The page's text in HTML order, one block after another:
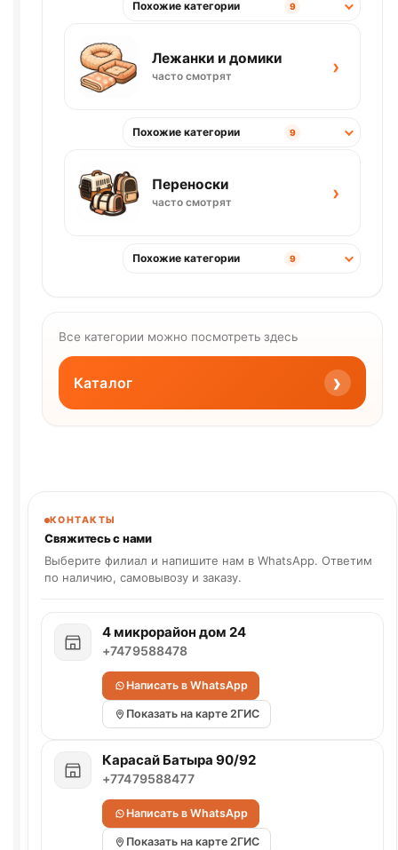
Похожие категории 9
Лежанки и домики
часто смотрят ›
Похожие категории 9
Переноски
часто смотрят ›
Похожие категории 9
Все категории можно посмотреть здесь
Каталог ›
КОНТАКТЫ
Свяжитесь с нами
Выберите филиал и напишите нам в WhatsApp. Ответим
по наличию, самовывозу и заказу.
4 микрорайон дом 24
+7479588478
Написать в WhatsApp
Показать на карте 2ГИС
Карасай Батыра 90/92
+77479588477
Написать в WhatsApp
Показать на карте 2ГИС